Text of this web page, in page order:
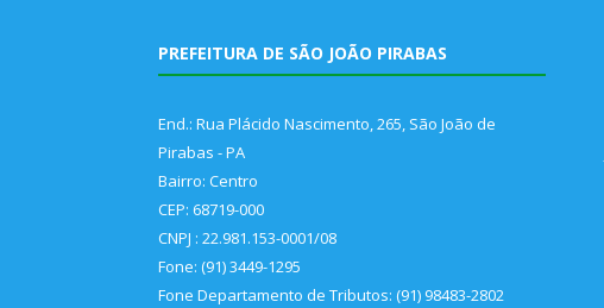
PREFEITURA DE SÃO JOÃO PIRABAS
End.: Rua Plácido Nascimento, 265, São João de
Pirabas - PA
Bairro: Centro
CEP: 68719-000
CNPJ : 22.981.153-0001/08
Fone: (91) 3449-1295
Fone Departamento de Tributos: (91) 98483-2802